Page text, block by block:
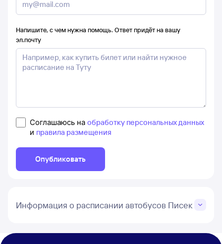
Напишите, с чем нужна помощь. Ответ придёт на вашу
эл.почту
Соглашаюсь на обработку персональных данных
и правила размещения
Опубликовать
Информация о расписании автобусов Писек